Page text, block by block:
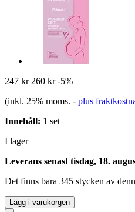
247 kr 260 kr -5%
(inkl. 25% moms. - plus
Innehåll: 1 set
I lager
Leverans senast tisdag, 18.
Det finns bara 345 stycken av
Lägg i varukorgen